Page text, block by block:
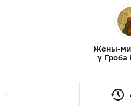
Жены-
у Гроба